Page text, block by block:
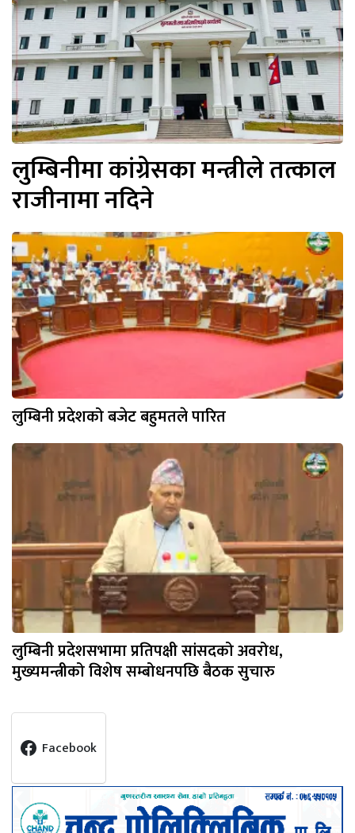
लुम्बिनीमा कांग्रेसका मन्त्रीले तत्काल
राजीनामा नदिने
लुम्बिनी प्रदेशको बजेट बहुमतले पारित
लुम्बिनी प्रदेशसभामा प्रतिपक्षी सांसदको अवरोध,
मुख्यमन्त्रीको विशेष सम्बोधनपछि बैठक सुचारु
Facebook